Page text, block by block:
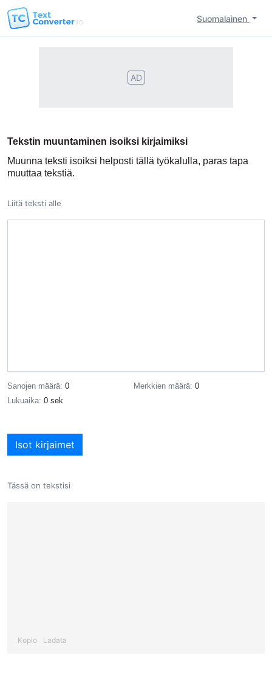
Suomalainen
AD
Tekstin muuntaminen isoiksi kirjaimiksi
Muunna teksti isoiksi helposti tällä työkalulla, paras tapa
muuttaa tekstiä.
Liitä teksti alle
Sanojen määrä: 0 Merkkien määrä: 0
Lukuaika: 0 sek
Tässä on tekstisi
Kopio Ladata
Isot kirjaimet